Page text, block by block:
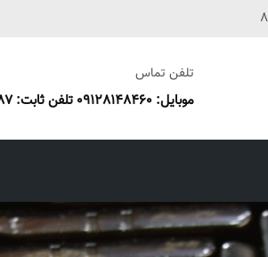
تلفن تماس
موبایل: 09128148460 تلفن ثابت: 38673087 051